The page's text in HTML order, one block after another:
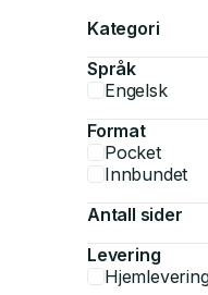
Kategori
Språk
Engelsk
Format
Pocket
Innbundet
Antall sider
Levering